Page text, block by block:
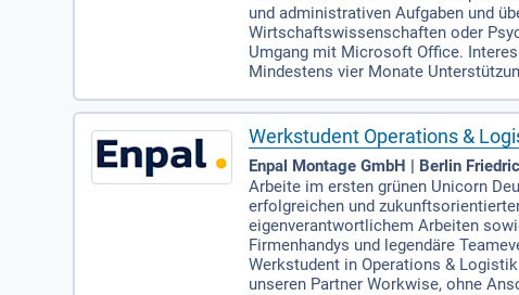
und administrativen Aufgaben und
Wirtschaftswissenschaften oder
Umgang mit Microsoft Office.
Mindestens vier Monate
Werkstudent Operations &
Enpal Montage GmbH | Berlin
Arbeite im ersten grünen Unicorn
erfolgreichen und
eigenverantwortlichem Arbeiten
Firmenhandys und legendäre
Werkstudent in Operations &
unseren Partner Workwise, ohne